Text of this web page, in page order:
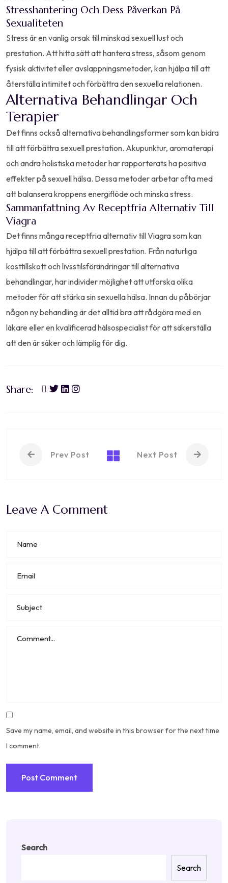
Stresshantering Och Dess Påverkan På
Sexualiteten
Stress är en vanlig orsak till minskad sexuell lust och
prestation. Att hitta sätt att hantera stress, såsom genom
fysisk aktivitet eller avslappningsmetoder, kan hjälpa till att
återställa intimitet och förbättra den sexuella relationen.
Alternativa Behandlingar Och
Terapier
Det finns också alternativa behandlingsformer som kan bidra
till att förbättra sexuell prestation. Akupunktur, aromaterapi
och andra holistiska metoder har rapporterats ha positiva
effekter på sexuell hälsa. Dessa metoder arbetar ofta med
att balansera kroppens energiflöde och minska stress.
Sammanfattning Av Receptfria Alternativ Till
Viagra
Det finns många receptfria alternativ till Viagra som kan
hjälpa till att förbättra sexuell prestation. Från naturliga
kosttillskott och livsstilsförändringar till alternativa
behandlingar, har individer möjlighet att utforska olika
metoder för att stärka sin sexuella hälsa. Innan du påbörjar
någon ny behandling är det alltid bra att rådgöra med en
läkare eller en kvalificerad hälsospecialist för att säkerställa
att den är säker och lämplig för dig.
Share:
Prev Post Next Post
Leave A Comment
Save my name, email, and website in this browser for the next time
I comment.
Search
Search